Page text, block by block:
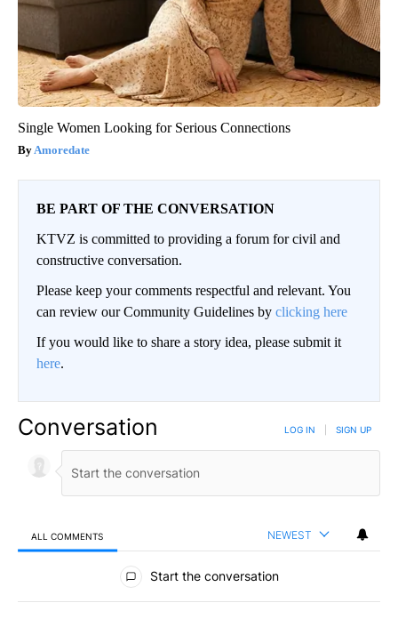
Single Women Looking for Serious Connections
Amoredate
BE PART OF THE CONVERSATION
KTVZ is committed to providing a forum for civil and
constructive conversation.
Please keep your comments respectful and relevant. You
can review our Community Guidelines by clicking here
If you would like to share a story idea, please submit it
here.
Conversation LOG IN SIGN UP
ALL COMMENTS NEWEST
All Comments
Start the conversation